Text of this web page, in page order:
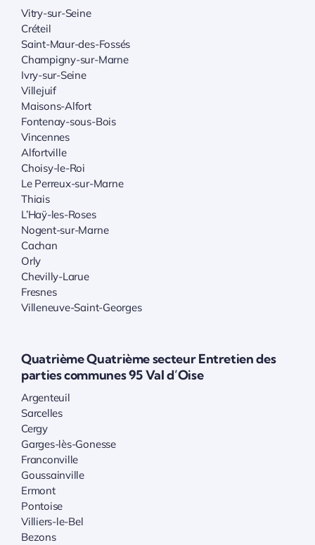
Vitry-sur-Seine
Créteil
Saint-Maur-des-Fossés
Champigny-sur-Marne
Ivry-sur-Seine
Villejuif
Maisons-Alfort
Fontenay-sous-Bois
Vincennes
Alfortville
Choisy-le-Roi
Le Perreux-sur-Marne
Thiais
L’Haÿ-les-Roses
Nogent-sur-Marne
Cachan
Orly
Chevilly-Larue
Fresnes
Villeneuve-Saint-Georges
Quatrième Quatrième secteur Entretien des
parties communes 95 Val d’Oise
Argenteuil
Sarcelles
Cergy
Garges-lès-Gonesse
Franconville
Goussainville
Ermont
Pontoise
Villiers-le-Bel
Bezons